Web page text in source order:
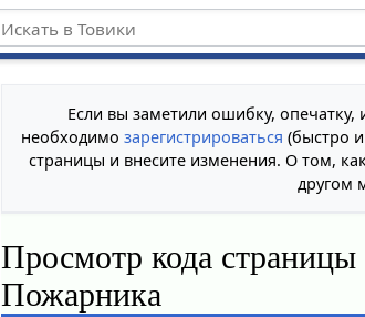
Если вы заметили ошибку,
необходимозарегистрироваться (быстро
страницы и внесите изменения. О том,
другом
Просмотр кода
Пожарника